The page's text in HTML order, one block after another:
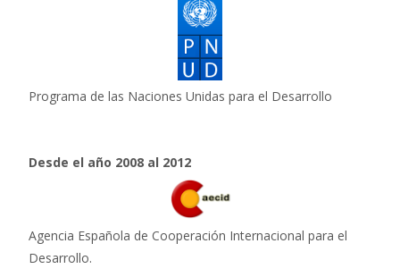
Programa de las Naciones Unidas para el Desarrollo
Desde el año 2008 al 2012
Agencia Española de Cooperación Internacional para el
Desarrollo.